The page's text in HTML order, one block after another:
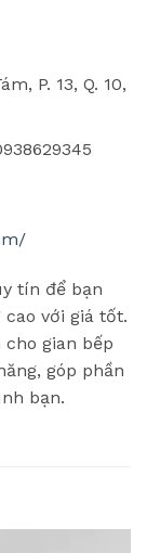
P. 13, Q. 10,
tín để bạn
với giá tốt.
gian bếp
góp phần
bạn.